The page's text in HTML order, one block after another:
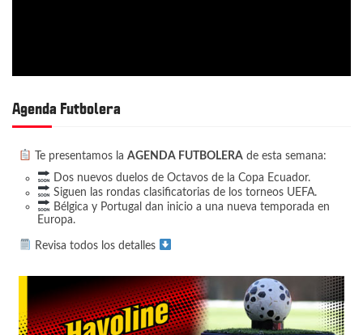
Agenda Futbolera
Te presentamos la AGENDA FUTBOLERAde esta semana:
Dos nuevos duelos de Octavos de la Copa Ecuador.
Siguen las rondas clasificatorias de los torneos UEFA.
Bélgica y Portugal dan inicio a una nueva temporada en
Europa.
Revisa todos los detalles